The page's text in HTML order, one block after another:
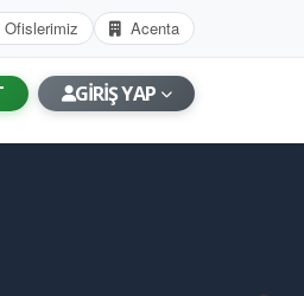
Ofislerimiz Acenta
GİRİŞ YAP